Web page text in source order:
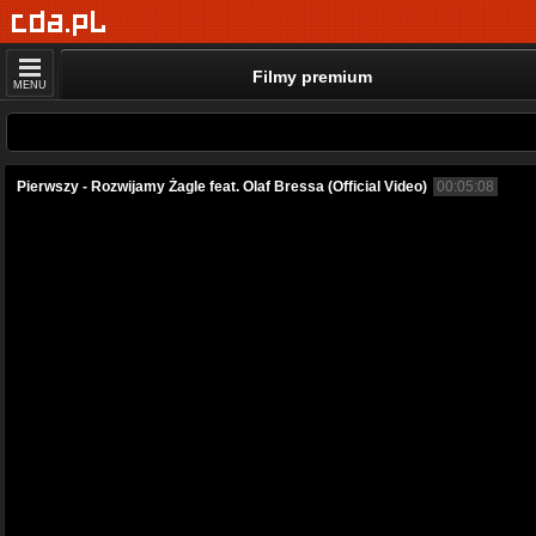
MENU Filmy premium
Pierwszy - Rozwijamy Żagle feat. Olaf Bressa (Official Video) 00:05:08